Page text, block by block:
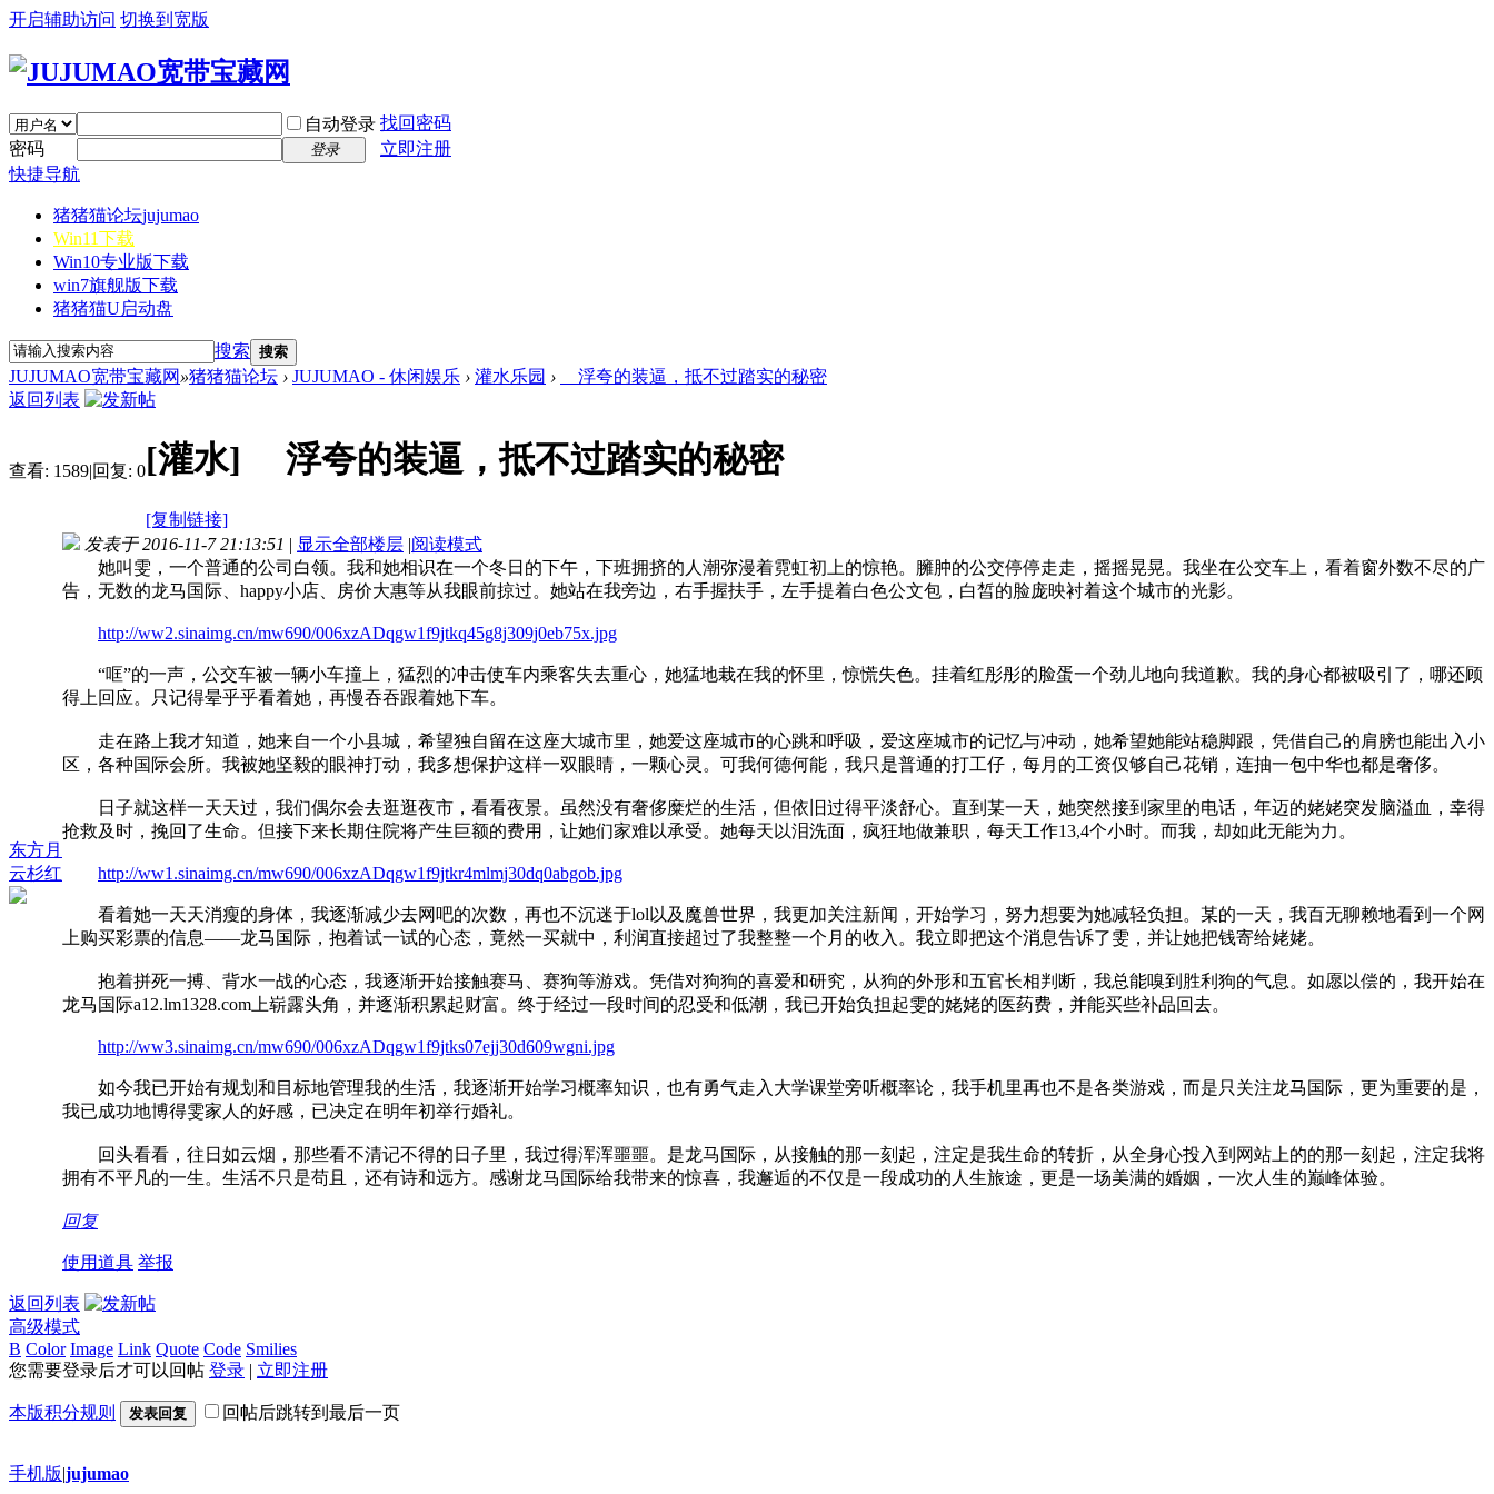
开启辅助访问 切换到宽版
自动登录 找回密码
密码
登录
立即注册
快捷导航
猪猪猫论坛jujumao
Win11下载
Win10专业版下载
win7旗舰版下载
猪猪猫U启动盘
搜索 搜索
JUJUMAO宽带宝藏网 »猪猪猫论坛 › JUJUMAO - 休闲娱乐 › 灌水乐园 ›
浮夸的装逼，抵不过踏实的秘密
返回列表
查看: 1589|回复: 0[灌水] 浮夸的装逼，抵不过踏实的秘密
[复制链接]
东方月
云杉红
发表于 2016-11-7 21:13:51 | 显示全部楼层 |阅读模式
她叫雯，一个普通的公司白领。我和她相识在一个冬日的下午，下班拥挤的人潮弥漫着霓虹初上的惊艳。臃肿的公交停停走走，摇摇晃晃。我坐在公交车上，看着窗外数不尽的广
告，无数的龙马国际、happy小店、房价大惠等从我眼前掠过。她站在我旁边，右手握扶手，左手提着白色公文包，白皙的脸庞映衬着这个城市的光影。
http://ww2.sinaimg.cn/mw690/006xzADqgw1f9jtkq45g8j309j0eb75x.jpg
“哐”的一声，公交车被一辆小车撞上，猛烈的冲击使车内乘客失去重心，她猛地栽在我的怀里，惊慌失色。挂着红彤彤的脸蛋一个劲儿地向我道歉。我的身心都被吸引了，哪还顾
得上回应。只记得晕乎乎看着她，再慢吞吞跟着她下车。
走在路上我才知道，她来自一个小县城，希望独自留在这座大城市里，她爱这座城市的心跳和呼吸，爱这座城市的记忆与冲动，她希望她能站稳脚跟，凭借自己的肩膀也能出入小
区，各种国际会所。我被她坚毅的眼神打动，我多想保护这样一双眼睛，一颗心灵。可我何德何能，我只是普通的打工仔，每月的工资仅够自己花销，连抽一包中华也都是奢侈。
日子就这样一天天过，我们偶尔会去逛逛夜市，看看夜景。虽然没有奢侈糜烂的生活，但依旧过得平淡舒心。直到某一天，她突然接到家里的电话，年迈的姥姥突发脑溢血，幸得
抢救及时，挽回了生命。但接下来长期住院将产生巨额的费用，让她们家难以承受。她每天以泪洗面，疯狂地做兼职，每天工作13,4个小时。而我，却如此无能为力。
http://ww1.sinaimg.cn/mw690/006xzADqgw1f9jtkr4mlmj30dq0abgob.jpg
看着她一天天消瘦的身体，我逐渐减少去网吧的次数，再也不沉迷于lol以及魔兽世界，我更加关注新闻，开始学习，努力想要为她减轻负担。某的一天，我百无聊赖地看到一个网
上购买彩票的信息——龙马国际，抱着试一试的心态，竟然一买就中，利润直接超过了我整整一个月的收入。我立即把这个消息告诉了雯，并让她把钱寄给姥姥。
抱着拼死一搏、背水一战的心态，我逐渐开始接触赛马、赛狗等游戏。凭借对狗狗的喜爱和研究，从狗的外形和五官长相判断，我总能嗅到胜利狗的气息。如愿以偿的，我开始在
龙马国际a12.lm1328.com上崭露头角，并逐渐积累起财富。终于经过一段时间的忍受和低潮，我已开始负担起雯的姥姥的医药费，并能买些补品回去。
http://ww3.sinaimg.cn/mw690/006xzADqgw1f9jtks07ejj30d609wgni.jpg
如今我已开始有规划和目标地管理我的生活，我逐渐开始学习概率知识，也有勇气走入大学课堂旁听概率论，我手机里再也不是各类游戏，而是只关注龙马国际，更为重要的是，
我已成功地博得雯家人的好感，已决定在明年初举行婚礼。
回头看看，往日如云烟，那些看不清记不得的日子里，我过得浑浑噩噩。是龙马国际，从接触的那一刻起，注定是我生命的转折，从全身心投入到网站上的的那一刻起，注定我将
拥有不平凡的一生。生活不只是苟且，还有诗和远方。感谢龙马国际给我带来的惊喜，我邂逅的不仅是一段成功的人生旅途，更是一场美满的婚姻，一次人生的巅峰体验。
回复
使用道具 举报
返回列表
高级模式
B Color Image Link Quote Code Smilies
您需要登录后才可以回帖 登录 | 立即注册
本版积分规则 发表回复 回帖后跳转到最后一页
手机版|jujumao